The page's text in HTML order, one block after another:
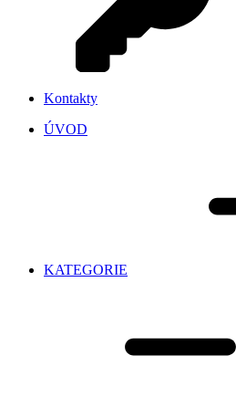
Kontakty
ÚVOD
KATEGORIE